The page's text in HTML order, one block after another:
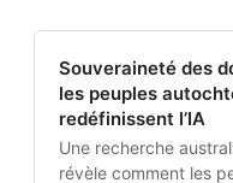
Souveraineté des
les peuples
redéfinissent l’IA
Une recherche
révèle comment les